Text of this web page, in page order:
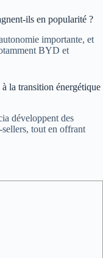
ils en popularité ?
importante, et
BYD et
la transition énergétique
développent des
tout en offrant